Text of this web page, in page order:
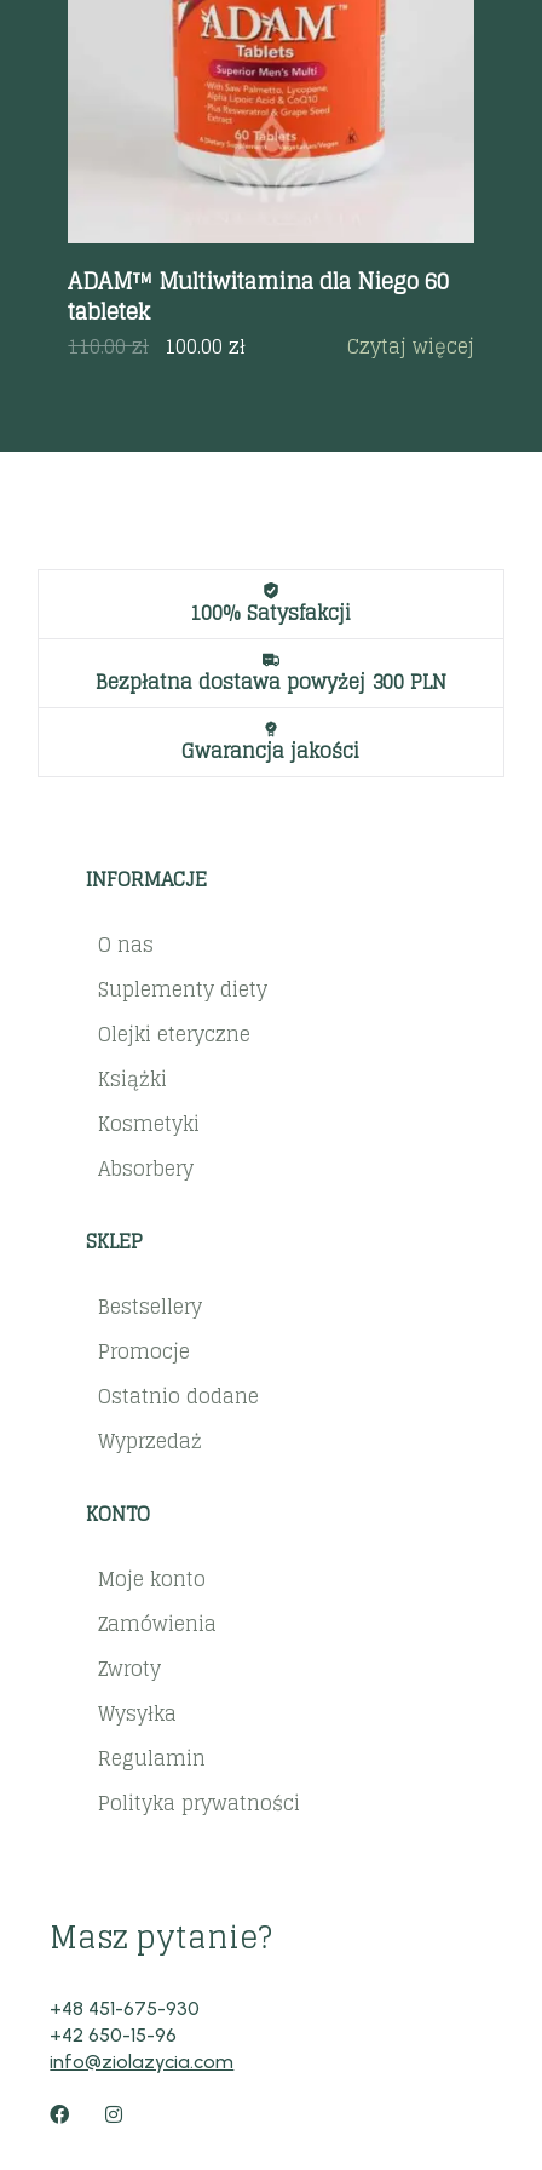
ADAM™ Multiwitamina dla Niego 60
tabletek
110.00zł 100.00zł Czytaj więcej
100% Satysfakcji
Bezpłatna dostawa powyżej 300 PLN
Gwarancja jakości
INFORMACJE
O nas
Suplementy diety
Olejki eteryczne
Książki
Kosmetyki
Absorbery
SKLEP
Bestsellery
Promocje
Ostatnio dodane
Wyprzedaż
KONTO
Moje konto
Zamówienia
Zwroty
Wysyłka
Regulamin
Polityka prywatności
Masz pytanie?
+48 451-675-930
+42 650-15-96
info@ziolazycia.com